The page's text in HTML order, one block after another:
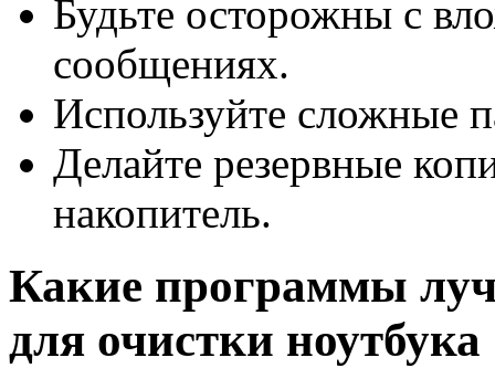
Будьте осторожны с
сообщениях.
Используйте сложные
Делайте резервные
накопитель.
Какие программы
для очистки ноутбука